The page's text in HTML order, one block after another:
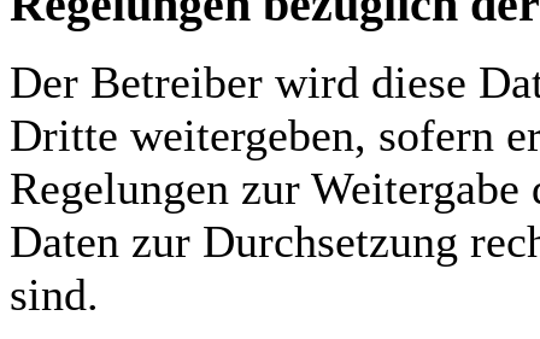
Der Betreiber wird diese
Dritte weitergeben, sofern
Regelungen zur
Daten zur Durchsetzung
sind.